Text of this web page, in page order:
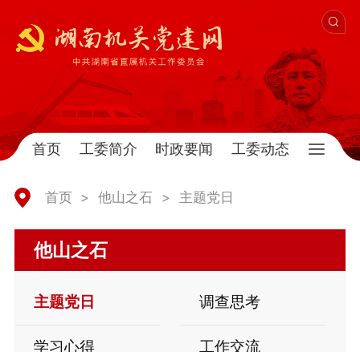
首页 工委简介 时政要闻 工委动态
首页 > 他山之石 > 主题党日
他山之石
主题党日 调查思考
学习心得 工作交流